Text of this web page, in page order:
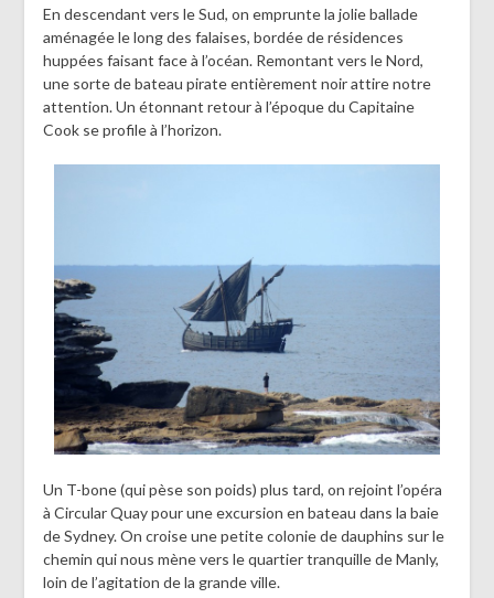
En descendant vers le Sud, on emprunte la jolie ballade
aménagée le long des falaises, bordée de résidences
huppées faisant face à l’océan. Remontant vers le Nord,
une sorte de bateau pirate entièrement noir attire notre
attention. Un étonnant retour à l’époque du Capitaine
Cook se profile à l’horizon.
Un T-bone (qui pèse son poids) plus tard, on rejoint l’opéra
à Circular Quay pour une excursion en bateau dans la baie
de Sydney. On croise une petite colonie de dauphins sur le
chemin qui nous mène vers le quartier tranquille de Manly,
loin de l’agitation de la grande ville.